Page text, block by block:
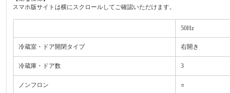
スマホ版サイトは横にスクロールしてご確認いただけます。
50Hz
冷蔵室・ドア開閉タイプ 右開き
冷蔵庫・ドア数 3
ノンフロン ○